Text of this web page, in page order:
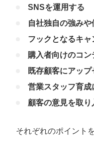
SNSを運用する
自社独自の強み
フックとなるキ
購入者向けのコ
既存顧客にアッ
営業スタッフ育成
顧客の意見を取り
それぞれのポイント